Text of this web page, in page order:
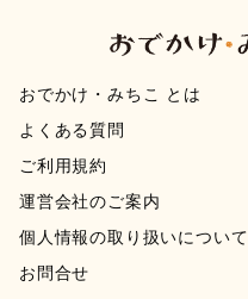
おでかけ・みちこ とは
よくある質問
ご利用規約
運営会社のご案内
個人情報の取り扱いについて
お問合せ